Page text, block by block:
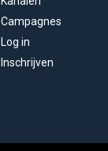
Campagnes
Log in
Inschrijven